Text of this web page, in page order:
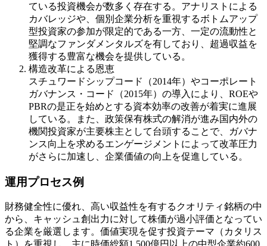
ている投資機会が数多く存在する。アナリストによる
カバレッジや、個別企業分析を重視するボトムアップ
型投資家の参加が限定的である一方、一定の流動性と
堅調なファンダメンタルズを有しており、超過収益を
獲得する豊富な機会を提供している。
構造改革による恩恵
スチュワードシップコード（2014年）やコーポレート
ガバナンス・コード（2015年）の導入により、ROEや
PBRの是正を始めとする資本効率の改善が着実に進展
している。また、政策保有株式の解消が進み国内外の
機関投資家が主要株主として台頭することで、ガバナ
ンス向上を求めるエンゲージメントによって改革圧力
がさらに加速し、企業価値の向上を促進している。
運用プロセス例
財務健全性に優れ、高い収益性を有するクオリティ銘柄の中
から、キャッシュ創出力に対して株価が過小評価となってい
る企業を厳選します。価値実現を促す投資テーマ（カタリス